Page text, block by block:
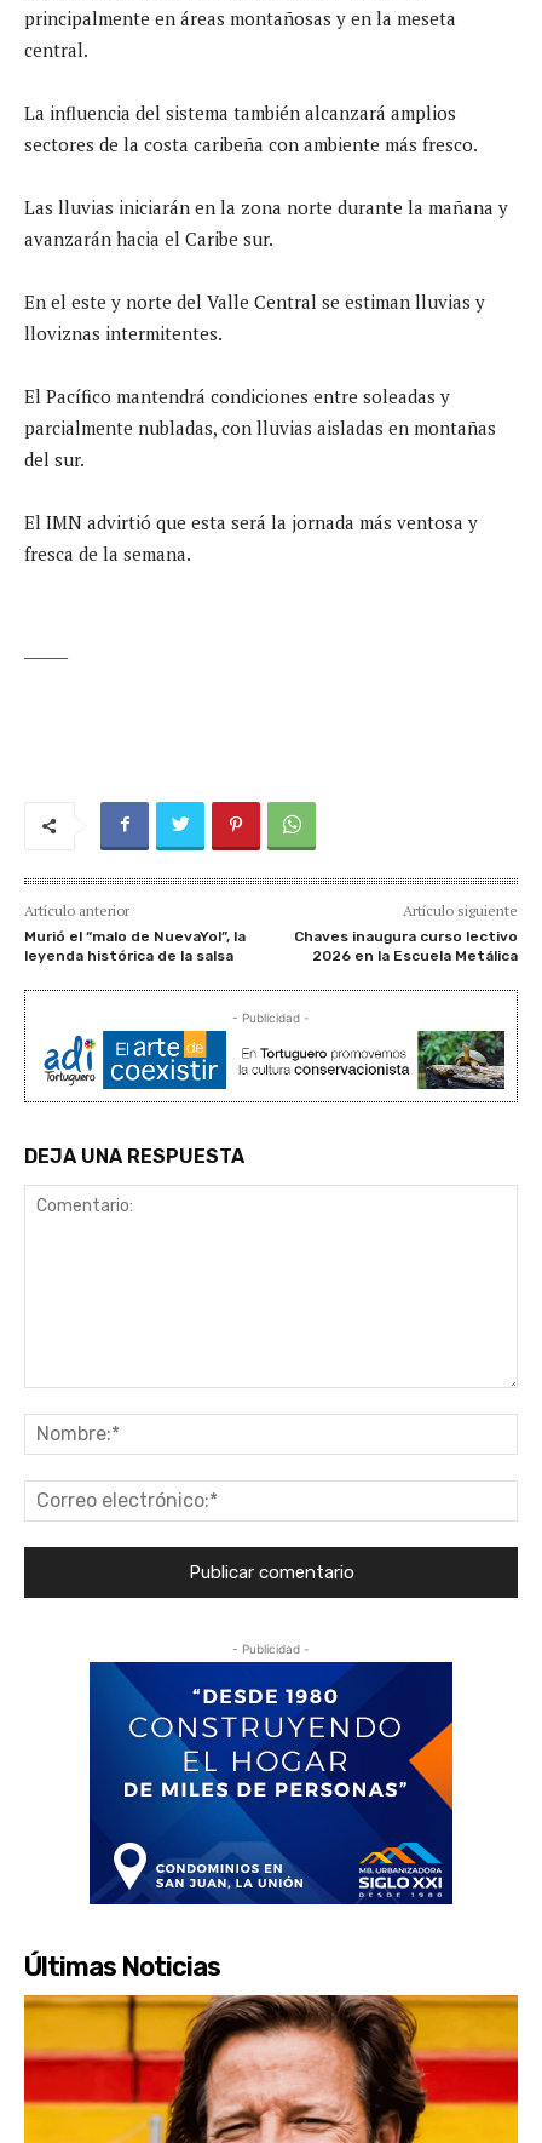
principalmente en áreas montañosas y en la meseta
central.
La influencia del sistema también alcanzará amplios
sectores de la costa caribeña con ambiente más fresco.
Las lluvias iniciarán en la zona norte durante la mañana y
avanzarán hacia el Caribe sur.
En el este y norte del Valle Central se estiman lluvias y
lloviznas intermitentes.
El Pacífico mantendrá condiciones entre soleadas y
parcialmente nubladas, con lluvias aisladas en montañas
del sur.
El IMN advirtió que esta será la jornada más ventosa y
fresca de la semana.
Artículo anterior
Murió el “malo de NuevaYol”, la
leyenda histórica de la salsa
Artículo siguiente
Chaves inaugura curso lectivo
2026 en la Escuela Metálica
- Publicidad -
DEJA UNA RESPUESTA
- Publicidad -
Últimas Noticias